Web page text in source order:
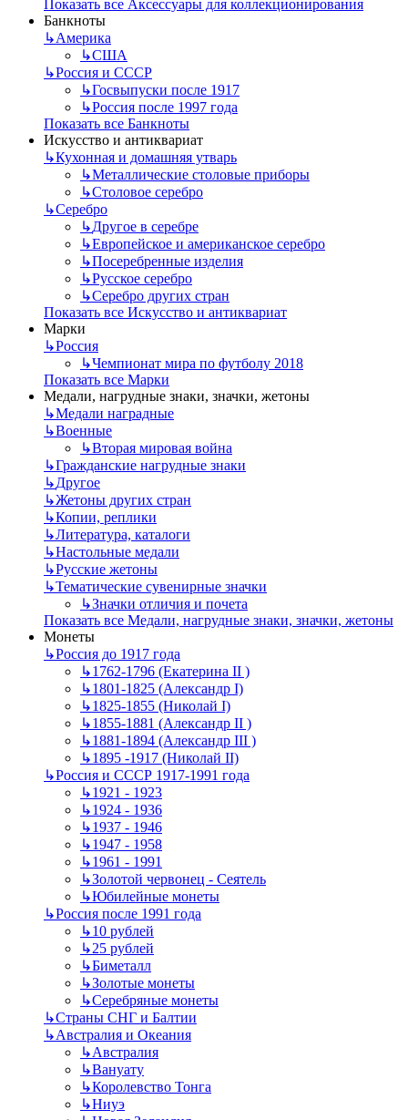
Показать все Аксессуары для коллекционирования
Банкноты
↳Америка
↳США
↳Россия и СССР
↳Госвыпуски после 1917
↳Россия после 1997 года
Показать все Банкноты
Искусство и антиквариат
↳Кухонная и домашняя утварь
↳Металлические столовые приборы
↳Столовое серебро
↳Серебро
↳Другое в серебре
↳Европейское и американское серебро
↳Посеребренные изделия
↳Русское серебро
↳Серебро других стран
Показать все Искусство и антиквариат
Марки
↳Россия
↳Чемпионат мира по футболу 2018
Показать все Марки
Медали, нагрудные знаки, значки, жетоны
↳Mедали наградные
↳Военные
↳Вторая мировая война
↳Гражданские нагрудные знаки
↳Другое
↳Жетоны других стран
↳Копии, реплики
↳Литература, каталоги
↳Настольные медали
↳Русские жетоны
↳Тематические сувенирные значки
↳Значки отличия и почета
Показать все Медали, нагрудные знаки, значки, жетоны
Монеты
↳Россия до 1917 года
↳1762-1796 (Екатерина II )
↳1801-1825 (Александр I)
↳1825-1855 (Николай I)
↳1855-1881 (Александр II )
↳1881-1894 (Александр III )
↳1895 -1917 (Николай II)
↳Россия и СССР 1917-1991 года
↳1921 - 1923
↳1924 - 1936
↳1937 - 1946
↳1947 - 1958
↳1961 - 1991
↳Золотой червонец - Сеятель
↳Юбилейные монеты
↳Россия после 1991 года
↳10 рублей
↳25 рублей
↳Биметалл
↳Золотые монеты
↳Серебряные монеты
↳Страны СНГ и Балтии
↳Австралия и Океания
↳Австралия
↳Вануату
↳Королевство Тонга
↳Ниуэ